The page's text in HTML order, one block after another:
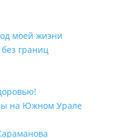
моей жизни
границ
на Южном Урале